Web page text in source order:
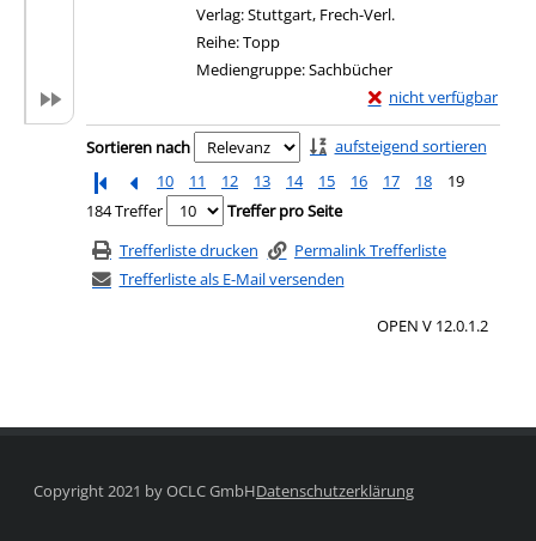
Verlag:Stuttgart, Frech-Verl.
Reihe:Topp
Mediengruppe:Sachbücher
nicht verfügbar
Exemplar-Details von
Zum Download von
Zu den Suchfiltern springen
Sortieren nach
aufsteigend sortieren
10
11 12 13 14 15 16 17 18
19
184 Treffer
Treffer pro Seite
Trefferliste drucken
Permalink Trefferliste
Trefferliste als E-Mail versenden
OPEN V 12.0.1.2
Copyright 2021 by OCLC GmbHDatenschutzerklärung